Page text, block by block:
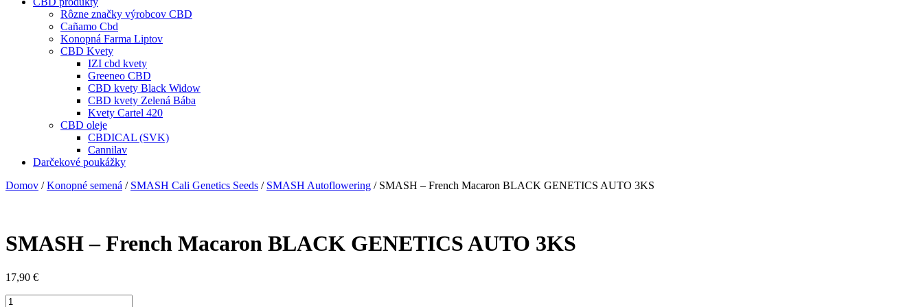
Rôzne značky výrobcov CBD
Cañamo Cbd
Konopná Farma Liptov
CBD Kvety
IZI cbd kvety
Greeneo CBD
CBD kvety Black Widow
CBD kvety Zelená Bába
Kvety Cartel 420
CBD oleje
CBDICAL (SVK)
Cannilav
Darčekové poukážky
Domov /Konopné semená / SMASH Cali Genetics Seeds / SMASH Autoflowering / SMASH – French Macaron BLACK GENETICS AUTO 3KS
SMASH – French Macaron BLACK GENETICS AUTO 3KS
17,90 €
množstvo